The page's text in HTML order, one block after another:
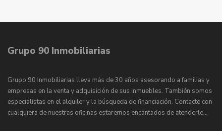
Grupo 90 Inmobiliarias
Grupo 90 Inmobiliarias lleva más de 30 años asesorando a familias y
empresas en la venta y adquisición de sus inmuebles. También somos
especialistas en el alquiler y la búsqueda de financiación. Contacte con
cualquiera de nuestras oficinas estaremos encantados de atenderle…